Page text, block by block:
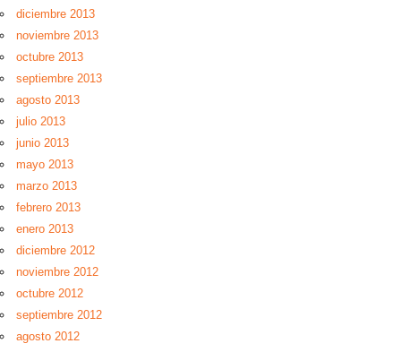
diciembre 2013
noviembre 2013
octubre 2013
septiembre 2013
agosto 2013
julio 2013
junio 2013
mayo 2013
marzo 2013
febrero 2013
enero 2013
diciembre 2012
noviembre 2012
octubre 2012
septiembre 2012
agosto 2012